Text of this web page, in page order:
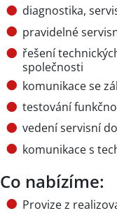
diagnostika,
pravidelné
řešení
společnosti
komunikace se
testování
vedení servisní
komunikace s
Co nabízíme:
Provize z